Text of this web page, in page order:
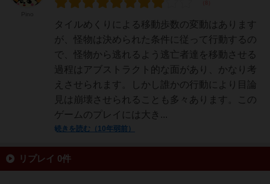
タイルめくりによる移動歩数の変動はあります
が、怪物は決められた条件に従って行動するの
で、怪物から逃れるよう逃亡者達を移動させる
過程はアブストラクト的な面があり、かなり考
えさせられます。しかし誰かの行動により目論
見は崩壊させられることも多々あります。この
ゲームのプレイには大き...
続きを読む（10年弱前）
リプレイ 0件